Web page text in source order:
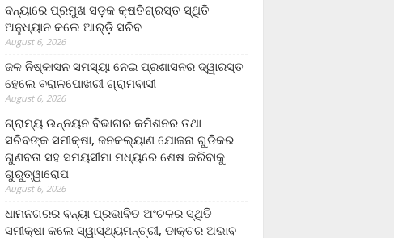
ବନ୍ୟାରେ ପ୍ରମୁଖ ସଡ଼କ କ୍ଷତିଗ୍ରସ୍ତ ସ୍ଥିତି
ଅନୁଧ୍ୟାନ କଲେ ଆର୍‌ଡ଼ି ସଚିବ
August 6, 2026
ଜଳ ନିଷ୍କାସନ ସମସ୍ୟା ନେଇ ପ୍ରଶାସନର ଦ୍ୱାରସ୍ତ
ହେଲେ ବରାଳପୋଖରୀ ଗ୍ରାମବାସୀ
August 6, 2026
ଗ୍ରାମ୍ୟ ଉନ୍ନୟନ ବିଭାଗର କମିଶନର ତଥା
ସଚିବଙ୍କ ସମୀକ୍ଷା, ଜନକଲ୍ୟାଣ ଯୋଜନା ଗୁଡିକର
ଗୁଣବତା ସହ ସମୟସୀମା ମଧ୍ୟରେ ଶେଷ କରିବାକୁ
ଗୁରୁତ୍ୱାରୋପ
August 6, 2026
ଧାମନଗରର ବନ୍ୟା ପ୍ରଭାବିତ ଅଂଚଳର ସ୍ଥିତି
ସମୀକ୍ଷା କଲେ ସ୍ୱାସ୍ଥ୍ୟମନ୍ତ୍ରୀ, ଡାକ୍ତର ଅଭାବ